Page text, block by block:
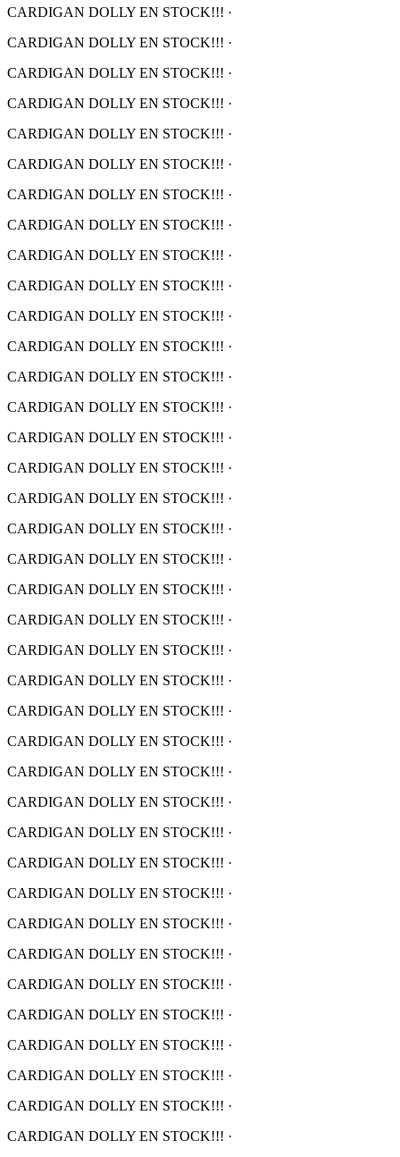
CARDIGAN DOLLY EN STOCK!!! ·
CARDIGAN DOLLY EN STOCK!!! ·
CARDIGAN DOLLY EN STOCK!!! ·
CARDIGAN DOLLY EN STOCK!!! ·
CARDIGAN DOLLY EN STOCK!!! ·
CARDIGAN DOLLY EN STOCK!!! ·
CARDIGAN DOLLY EN STOCK!!! ·
CARDIGAN DOLLY EN STOCK!!! ·
CARDIGAN DOLLY EN STOCK!!! ·
CARDIGAN DOLLY EN STOCK!!! ·
CARDIGAN DOLLY EN STOCK!!! ·
CARDIGAN DOLLY EN STOCK!!! ·
CARDIGAN DOLLY EN STOCK!!! ·
CARDIGAN DOLLY EN STOCK!!! ·
CARDIGAN DOLLY EN STOCK!!! ·
CARDIGAN DOLLY EN STOCK!!! ·
CARDIGAN DOLLY EN STOCK!!! ·
CARDIGAN DOLLY EN STOCK!!! ·
CARDIGAN DOLLY EN STOCK!!! ·
CARDIGAN DOLLY EN STOCK!!! ·
CARDIGAN DOLLY EN STOCK!!! ·
CARDIGAN DOLLY EN STOCK!!! ·
CARDIGAN DOLLY EN STOCK!!! ·
CARDIGAN DOLLY EN STOCK!!! ·
CARDIGAN DOLLY EN STOCK!!! ·
CARDIGAN DOLLY EN STOCK!!! ·
CARDIGAN DOLLY EN STOCK!!! ·
CARDIGAN DOLLY EN STOCK!!! ·
CARDIGAN DOLLY EN STOCK!!! ·
CARDIGAN DOLLY EN STOCK!!! ·
CARDIGAN DOLLY EN STOCK!!! ·
CARDIGAN DOLLY EN STOCK!!! ·
CARDIGAN DOLLY EN STOCK!!! ·
CARDIGAN DOLLY EN STOCK!!! ·
CARDIGAN DOLLY EN STOCK!!! ·
CARDIGAN DOLLY EN STOCK!!! ·
CARDIGAN DOLLY EN STOCK!!! ·
CARDIGAN DOLLY EN STOCK!!! ·